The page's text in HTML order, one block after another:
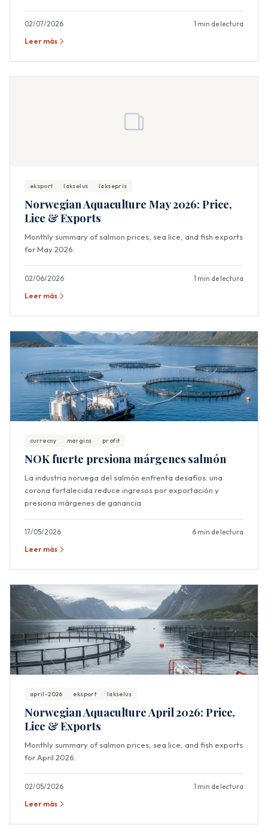
02/07/2026
1 min de lectura
Leer más
eksport lakselus laksepris
Norwegian Aquaculture May 2026: Price,
Lice & Exports
Monthly summary of salmon prices, sea lice, and fish exports
for May 2026.
02/06/2026
1 min de lectura
Leer más
currecny margins profit
NOK fuerte presiona márgenes salmón
La industria noruega del salmón enfrenta desafíos: una
corona fortalecida reduce ingresos por exportación y
presiona márgenes de ganancia.
17/05/2026
6 min de lectura
Leer más
april-2026 eksport lakselus
Norwegian Aquaculture April 2026: Price,
Lice & Exports
Monthly summary of salmon prices, sea lice, and fish exports
for April 2026.
02/05/2026
1 min de lectura
Leer más